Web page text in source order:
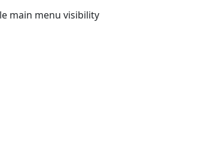
main menu visibility